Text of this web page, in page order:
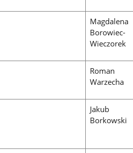
Magdalena
Borowiec-
Wieczorek
Roman
Warzecha
Jakub
Borkowski